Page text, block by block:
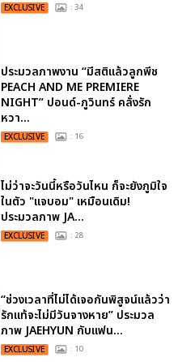
EXCLUSIVE : 34
ประมวลภาพงาน “มีสติแล้วลูกพีช
PEACH AND ME PREMIERE
NIGHT” ปอนด์-ภูวินทร์ คลั่งรัก
หวา...
EXCLUSIVE : 16
ไม่ว่าจะวันนี้หรือวันไหน ก็จะยังภูมิใจ
ในตัว "แจบอม" เหมือนเดิม!
ประมวลภาพ JA...
EXCLUSIVE : 28
“ช่วงเวลาที่ไม่ได้เจอกันพิสูจน์แล้วว่า
รักแท้จะไม่มีวันจางหาย” ประมวล
ภาพ JAEHYUN กับแฟน...
EXCLUSIVE : 10